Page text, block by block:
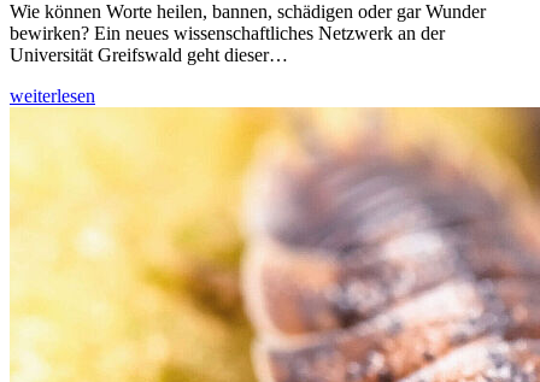
Wie können Worte heilen, bannen, schädigen oder gar Wunder
bewirken? Ein neues wissenschaftliches Netzwerk an der
Universität Greifswald geht dieser…
weiterlesen